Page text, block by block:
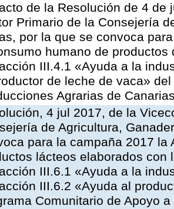
de la Resolución de 4
Primario de la Consejería
por la que se convoca
humano de
III.4.1 «Ayuda a la
de leche de vaca»
Agrarias de
4 jul 2017, de la
de Agricultura,
para la campaña 2017
lácteos elaborados
III.6.1 «Ayuda a la
III.6.2 «Ayuda al
Comunitario de Apoyo